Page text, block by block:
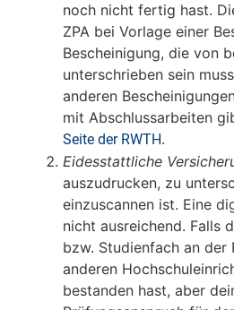
noch nicht fertig hast.
ZPA bei Vorlage einer
Bescheinigung, die von
unterschrieben sein
anderen
mit Abschlussarbeiten
Seite der RWTH.
Eidesstattliche
auszudrucken, zu
einzuscannen ist. Eine
nicht ausreichend. Falls
bzw. Studienfach an der
anderen
bestanden hast, aber